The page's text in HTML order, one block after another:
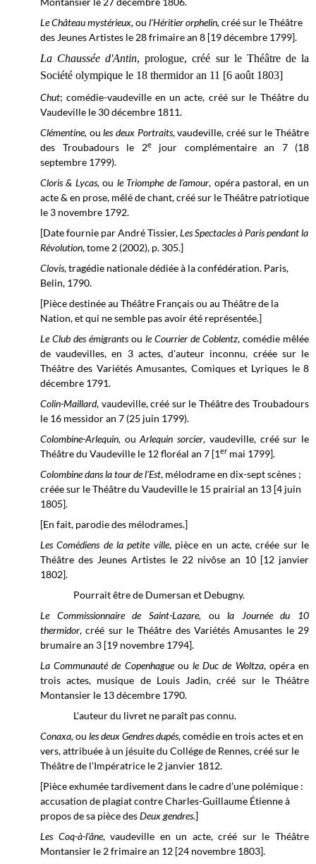
Le Château mystérieux, ou l'Héritier orphelin, créé sur le Théâtre
des Jeunes Artistes le 28 frimaire an 8 [19 décembre 1799].
La Chaussée d'Antin, prologue, créé sur le Théâtre de la
Société olympique le 18 thermidor an 11 [6 août 1803]
Chut; comédie-vaudeville en un acte, créé sur le Théâtre du
Vaudeville le 30 décembre 1811.
Clémentine, ou les deux Portraits, vaudeville, créé sur le Théâtre
des Troubadours le 2ejour complémentaire an 7 (18
septembre 1799).
Cloris & Lycas,ou le Triomphe de l’amour, opéra pastoral, en un
acte & en prose, mêlé de chant, créé sur leThéâtre patriotique
le 3 novembre 1792.
[Date fournie par André Tissier,Les Spectacles à Paris pendant la
Révolution, tome 2 (2002), p. 305.]
Clovis, tragédie nationale dédiée à la confédération. Paris,
Belin, 1790.
[Pièce destinée au Théâtre Français ou au Théâtre de la
Nation, et qui ne semble pas avoir été représentée.]
Le Club des émigrantsou le Courrier de Coblentz, comédie mêlée
de vaudevilles, en 3 actes, d'auteur inconnu, créée sur le
Théâtre des Variétés Amusantes, Comiques et Lyriques le 8
décembre 1791.
Colin-Maillard, vaudeville, créé sur le Théâtre des Troubadours
le 16 messidor an 7 (25 juin 1799).
Colombine-Arlequin, ou Arlequin sorcier, vaudeville, créé sur le
Théâtre du Vaudeville le 12 floréal an 7 [1er mai 1799].
Colombine dans la tour de l'Est, mélodrame en dix-sept scènes ;
créée sur leThéâtre du Vaudeville le 15 prairial an 13 [4 juin
1805].
[En fait, parodie des mélodrames.]
Les Comédiens de la petite ville, pièce en un acte, créée sur le
Théâtre des Jeunes Artistes le 22 nivôse an 10 [12 janvier
1802].
Pourrait être de Dumersan et Debugny.
Le Commissionnaire de Saint-Lazare, ou la Journée du 10
thermidor, créé sur le Théâtre des Variétés Amusantes le 29
brumaire an 3 [19 novembre 1794].
La Communauté de Copenhague ou le Duc de Woltza, opéra en
trois actes, musique de Louis Jadin, créé sur le Théâtre
Montansier le 13 décembre 1790.
L'auteur du livret ne paraît pas connu.
Conaxa, ou les deux Gendres dupés, comédie en trois actes et en
vers, attribuée à un jésuite du Collége de Rennes, créé sur le
Théâtre de l'Impératrice le 2 janvier 1812.
[Pièce exhumée tardivement dans le cadre d’une polémique :
accusation de plagiat contreCharles-Guillaume Étienne à
propos de sa pièce desDeux gendres.]
Les Coq-à-l'âne, vaudeville en un acte, créé sur leThéâtre
Montansier le 2 frimairean 12 [24 novembre 1803].